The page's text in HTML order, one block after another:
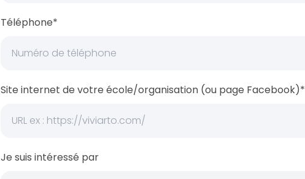
Téléphone*
Site internet de votre école/organisation (ou page Facebook)*
Je suis intéressé par